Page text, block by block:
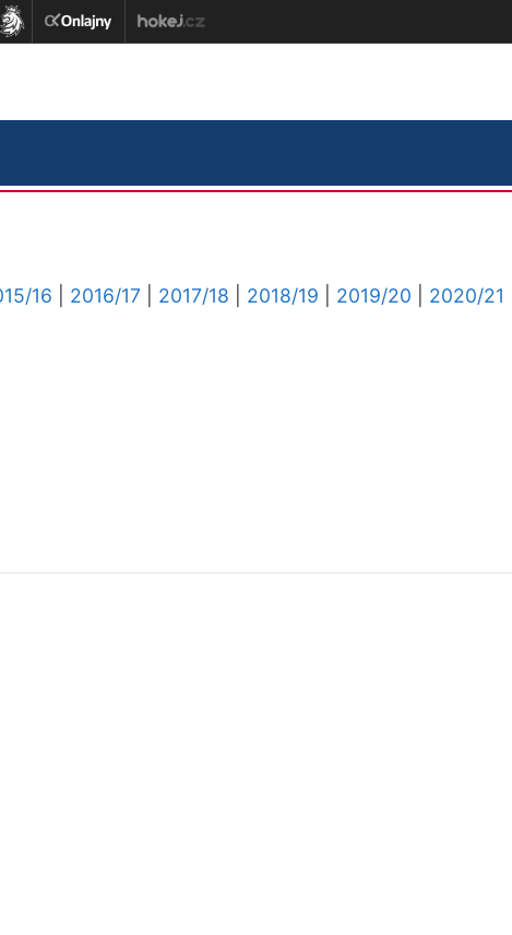
16 2016/17 2017/18 2018/19 2019/20
2020/21